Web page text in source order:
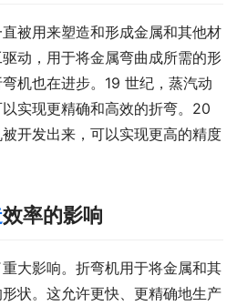
被用来塑造和形成金属和其他材
动，用于将金属弯曲成所需的形
机也在进步。19 世纪，蒸汽动
实现更精确和高效的折弯。20
开发出来，可以实现更高的精度
效率的影响
大影响。折弯机用于将金属和其
状。这允许更快、更精确地生产